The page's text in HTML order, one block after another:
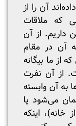
آن را از
که ملاقات
داریم. از آن
آن در مقام
از ما بیگانه
از آن نفرت
به آن وابسته
می‌شود یا
خانه)، اینکه